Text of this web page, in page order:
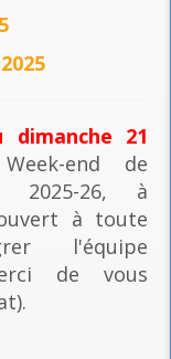
21
end de
2025-26, à
à toute
l'équipe
de vous